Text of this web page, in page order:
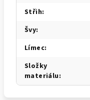
Střih:
Švy:
Límec:
Složky
materiálu: